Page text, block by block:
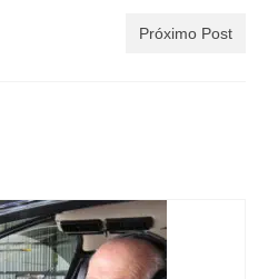
Próximo Post